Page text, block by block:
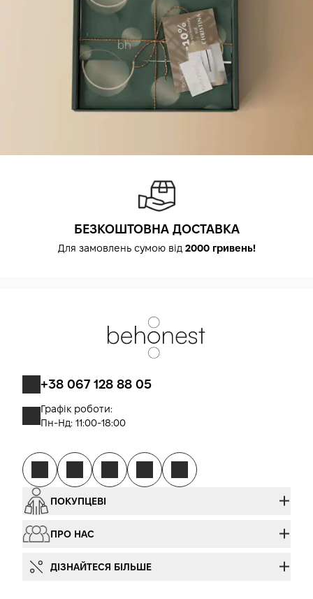
БЕЗКОШТОВНА ДОСТАВКА
Для замовлень сумою від 2000 гривень!
+38 067 128 88 05
Графік роботи:
Пн-Нд: 11:00-18:00
ПОКУПЦЕВІ
ПРО НАС
ДІЗНАЙТЕСЯ БІЛЬШЕ